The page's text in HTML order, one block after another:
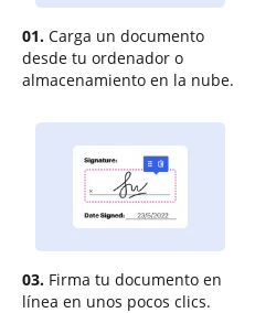
01. Carga un documento
desde tu ordenador o
almacenamiento en la nube.
03. Firma tu documento en
línea en unos pocos clics.